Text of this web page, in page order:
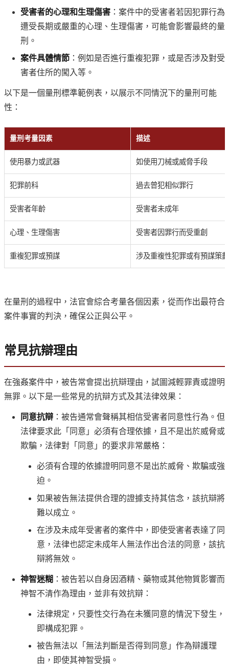
受害者的心理和生理傷害 ：案件中的受害者若因犯罪行為
遭受長期或嚴重的心理、生理傷害，可能會影響最終的量
刑。
案件具體情節 ：例如是否進行重複犯罪，或是否涉及對受
害者住所的闖入等。
以下是一個量刑標準範例表，以展示不同情況下的量刑可能
性：
量刑考量因素 描述
使用暴力或武器 如使用刀械或威脅手段
犯罪前科 過去曾犯相似罪行
受害者年齡 受害者未成年
心理、生理傷害 受害者因罪行而受重創
重複犯罪或預謀 涉及重複性犯罪或有預謀策劃
在量刑的過程中，法官會綜合考量各個因素，從而作出最符合
案件事實的判決，確保公正與公平。
常見抗辯理由
在強姦案件中，被告常會提出抗辯理由，試圖減輕罪責或證明
無罪。以下是一些常見的抗辯方式及其法律效果：
同意抗辯 ：被告通常會聲稱其相信受害者同意性行為。但
法律要求此「同意」必須有合理依據，且不是出於威脅或
欺騙，法律對「同意」的要求非常嚴格：
必須有合理的依據證明同意不是出於威脅、欺騙或強
迫。
如果被告無法提供合理的證據支持其信念，該抗辯將
難以成立。
在涉及未成年受害者的案件中，即使受害者表達了同
意，法律也認定未成年人無法作出合法的同意，該抗
辯將無效。
神智迷糊 ：被告若以自身因酒精、藥物或其他物質影響而
神智不清作為理由，並非有效抗辯：
法律規定，只要性交行為在未獲同意的情況下發生，
即構成犯罪。
被告無法以「無法判斷是否得到同意」作為辯護理
由，即使其神智受損。